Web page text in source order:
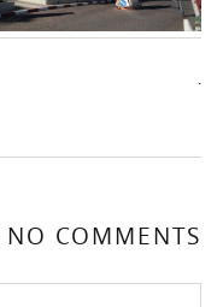
.
NO COMMENTS